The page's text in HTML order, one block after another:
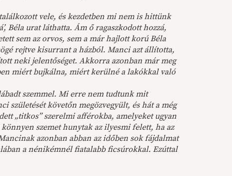
vele, és kezdetben mi nem is hittünk
Béla urat láthatta. Ám ő ragaszkodott hozzá,
sem az orvos, sem a már hajlott korú Béla
rejtve kisurrant a házból. Manci azt állította,
neki jelentőséget. Akkorra azonban már meg
miért bujkálna, miért kerülné a lakókkal való
szemmel. Mi erre nem tudtunk mit
születését követőn megözvegyült, és hát a még
„titkos” szerelmi afférokba, amelyeket ugyan
szemet hunytak az ilyesmi felett, ha az
azonban abban az időben sok fájdalmat
a nénikémnél fiatalabb ficsúrokkal. Ezúttal